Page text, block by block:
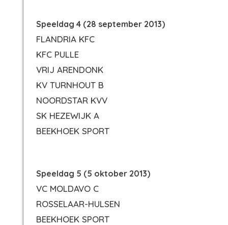
Speeldag 4 (28 september 2013)
FLANDRIA KFC
KFC PULLE
VRIJ ARENDONK
KV TURNHOUT B
NOORDSTAR KVV
SK HEZEWIJK A
BEEKHOEK SPORT
Speeldag 5 (5 oktober 2013)
VC MOLDAVO C
ROSSELAAR-HULSEN
BEEKHOEK SPORT